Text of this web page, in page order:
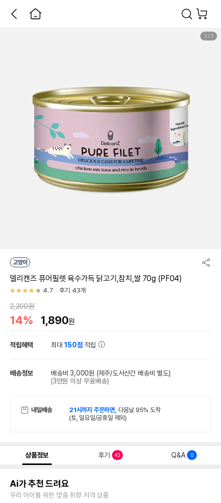
1 / 1
고양이
델리캔즈 퓨어필렛 육수가득 닭고기,참치,쌀 70g (PF04)
4.7 후기 43개
2,200원
14% 1,890원
적립혜택 최대150점 적립
배송정보 배송비 3,000원 (제주/도서산간 배송비 별도)
(3만원 이상 무료배송)
내일배송 21시까지 주문하면, 다음날 95% 도착
(토, 일요일/공휴일 제외)
상품정보 후기 43 Q&A 0
Ai가 추천 드려요
우리 아이를 위한 맞춤 취향 저격 상품